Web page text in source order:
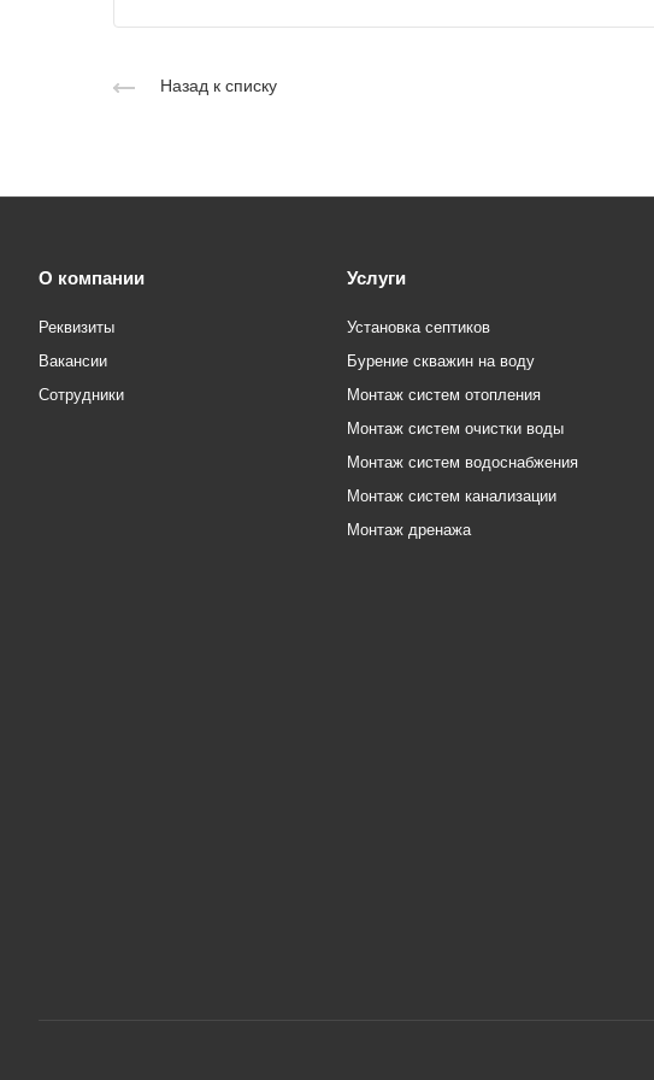
Назад к списку
О компании
Реквизиты
Вакансии
Сотрудники
Услуги
Установка септиков
Бурение скважин на воду
Монтаж систем отопления
Монтаж систем очистки воды
Монтаж систем водоснабжения
Монтаж систем канализации
Монтаж дренажа